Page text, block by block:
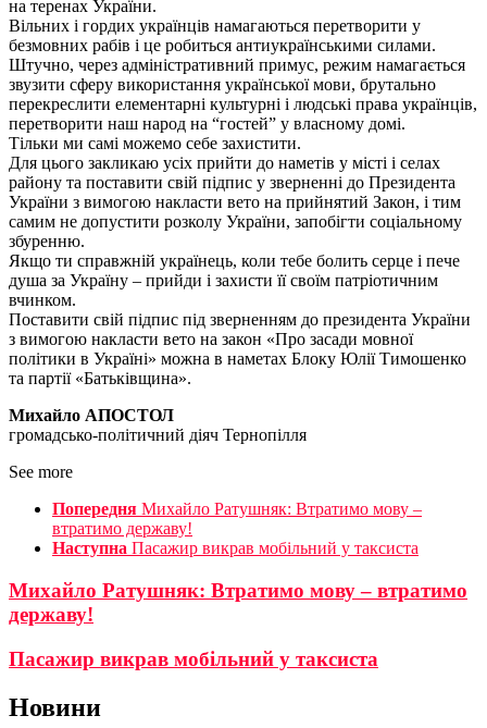
на теренах України.
Вільних і гордих українців намагаються перетворити у
безмовних рабів і це робиться антиукраїнськими силами.
Штучно, через адміністративний примус, режим намагається
звузити сферу використання української мови, брутально
перекреслити елементарні культурні і людські права українців,
перетворити наш народ на “гостей” у власному домі.
Тільки ми самі можемо себе захистити.
Для цього закликаю усіх прийти до наметів у місті і селах
району та поставити свій підпис у зверненні до Президента
України з вимогою накласти вето на прийнятий Закон, і тим
самим не допустити розколу України, запобігти соціальному
збуренню.
Якщо ти справжній українець, коли тебе болить серце і пече
душа за Україну – прийди і захисти її своїм патріотичним
вчинком.
Поставити свій підпис під зверненням до президента України
з вимогою накласти вето на закон «Про засади мовної
політики в Україні» можна в наметах Блоку Юлії Тимошенко
та партії «Батьківщина».
Михайло АПОСТОЛ
громадсько-політичний діяч Тернопілля
See more
Попередня Михайло Ратушняк: Втратимо мову –
втратимо державу!
Наступна Пасажир викрав мобільний у таксиста
Михайло Ратушняк: Втратимо мову – втратимо
державу!
Пасажир викрав мобільний у таксиста
Новини